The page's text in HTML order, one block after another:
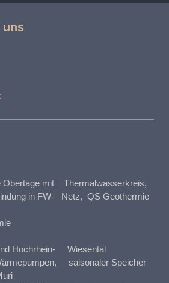
uns
Obertage mit Thermalwasserkreis,
in FW- Netz, QS Geothermie
Hochrhein- Wiesental
saisonaler Speicher